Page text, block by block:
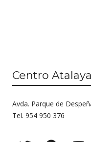
Centro
Avda. Parque de
Tel. 954 950 376